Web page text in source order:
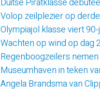
Duitse Piratklasse
Volop zeilplezier op
Olympiajol klasse viert
Wachten op wind op dag
Regenboogzeilers
Museumhaven in teken
Angela Brandsma van